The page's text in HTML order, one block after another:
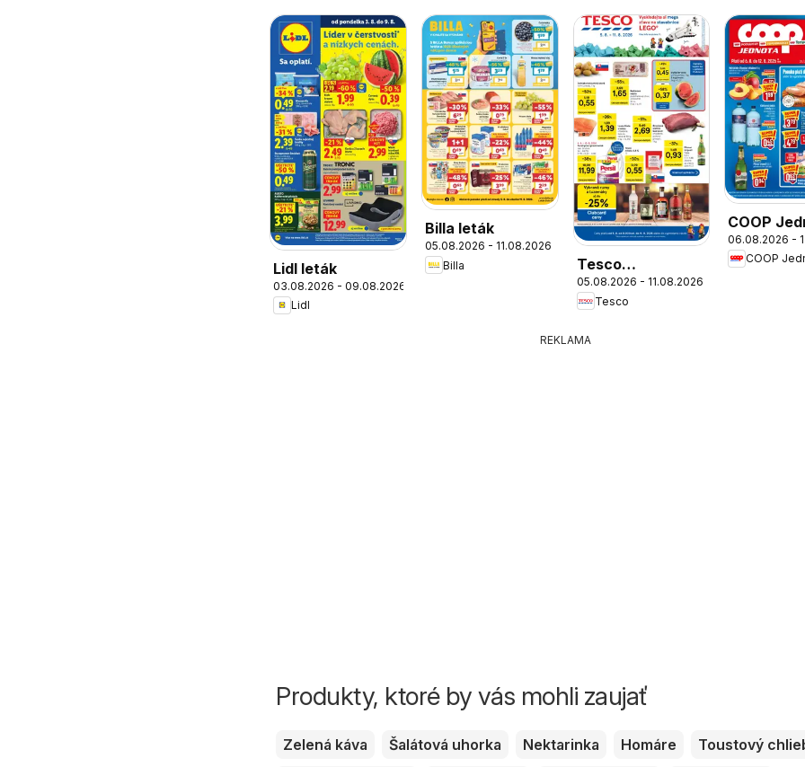
Lidl leták
03.08.2026 - 09.08.2026
Lidl
Billa leták
05.08.2026 - 11.08.2026
Billa
Tesco
Hypermarket -
leták
05.08.2026 - 11.08.2026
Tesco
COOP
leták
06.08.2026 -
COOP
REKLAMA
Produkty, ktoré by vás mohli zaujať
Zelená káva Šalátová uhorka Nektarinka Homáre
Toustový